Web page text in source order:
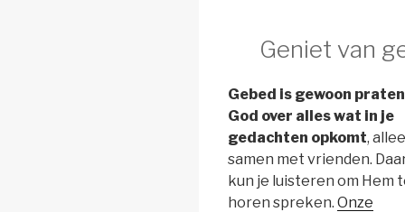
Geniet van
Gebed is gewoon
God over alles wat in je
gedachten opkomt,
samen met vrienden.
kun je luisteren om Hem
horen spreken. Onze